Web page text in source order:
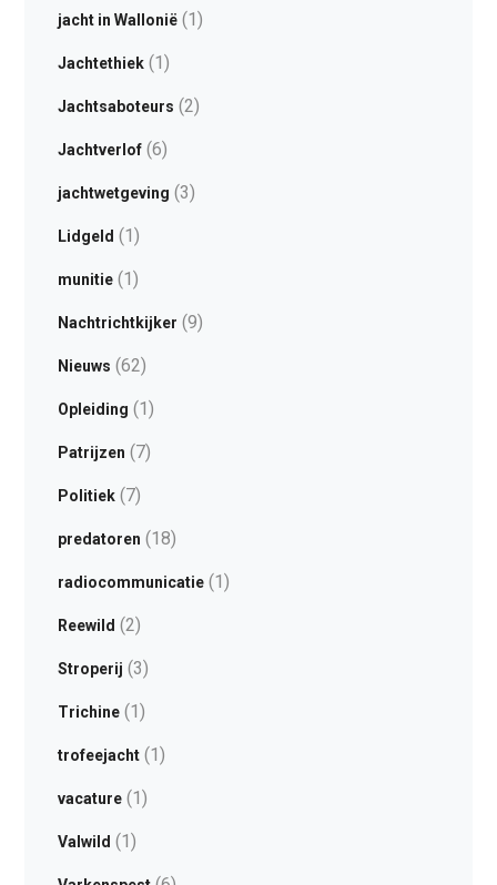
jacht in Wallonië(1)
Jachtethiek(1)
Jachtsaboteurs (2)
Jachtverlof(6)
jachtwetgeving (3)
Lidgeld (1)
munitie(1)
Nachtrichtkijker (9)
Nieuws (62)
Opleiding (1)
Patrijzen (7)
Politiek(7)
predatoren (18)
radiocommunicatie(1)
Reewild (2)
Stroperij (3)
Trichine(1)
trofeejacht(1)
vacature(1)
Valwild (1)